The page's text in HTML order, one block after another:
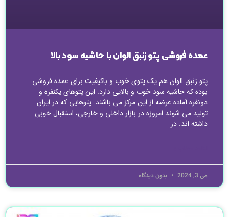
عمده فروشی پتو زنبق الوان با حاشیه سود بالا
پتو زنبق الوان هم یک پتوی خوب و باکیفیت برای عمده فروشی
بوده که حاشیه سود خوب و بالایی دارد. این پتوهای یکنفره و
دونفره آماده عرضه از این مرکز می باشند. پتوهایی که در ایران
تولید می شوند امروزه در بازار داخلی و خارجی، استقبال خوبی
داشته اند. در
می 3, 2024 بدون دیدگاه